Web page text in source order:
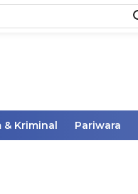
& Kriminal Pariwara